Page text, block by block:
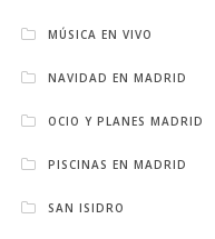
MÚSICA EN VIVO
NAVIDAD EN MADRID
OCIO Y PLANES MADRID
PISCINAS EN MADRID
SAN ISIDRO